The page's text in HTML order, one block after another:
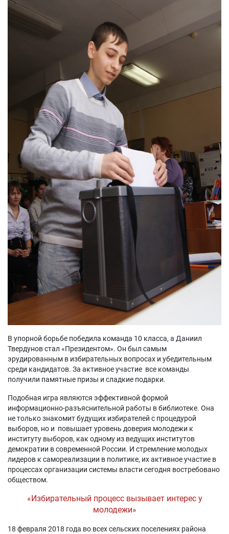
В упорной борьбе победила команда 10 класса, а Даниил
Твердунов стал «Президентом». Он был самым
эрудированным в избирательных вопросах и убедительным
среди кандидатов. За активное участие все команды
получили памятные призы и сладкие подарки.
Подобная игра являются эффективной формой
информационно-разъяснительной работы в библиотеке. Она
не только знакомит будущих избирателей с процедурой
выборов, но и повышает уровень доверия молодежи к
институту выборов, как одному из ведущих институтов
демократии в современной России. И стремление молодых
лидеров к самореализации в политике, их активное участие в
процессах организации системы власти сегодня востребовано
обществом.
«Избирательный процесс вызывает интерес у
молодежи»
18 февраля 2018 года во всех сельских поселениях района